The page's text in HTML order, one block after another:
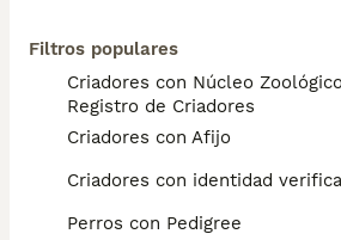
Filtros populares
Criadores con Núcleo
Registro de Criadores
Criadores con Afijo
Criadores con identidad
Perros con Pedigree